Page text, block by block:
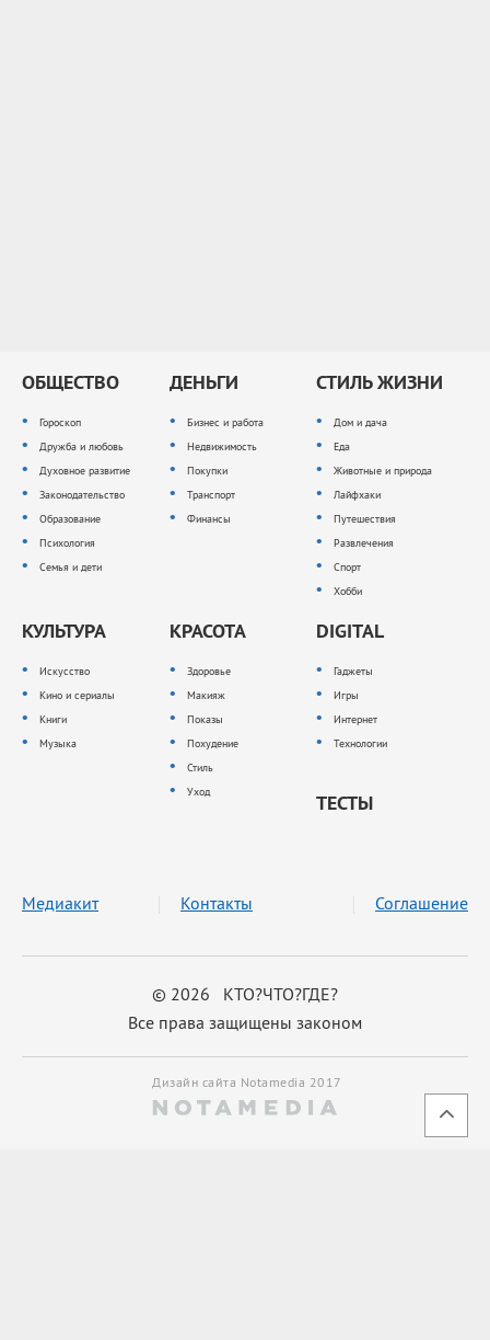
ОБЩЕСТВО
Гороскоп
Дружба и любовь
Духовное развитие
Законодательство
Образование
Психология
Семья и дети
ДЕНЬГИ
Бизнес и работа
Недвижимость
Покупки
Транспорт
Финансы
СТИЛЬ ЖИЗНИ
Дом и дача
Еда
Животные и природа
Лайфхаки
Путешествия
Развлечения
Спорт
Хобби
КУЛЬТУРА
Искусство
Кино и сериалы
Книги
Музыка
КРАСОТА
Здоровье
Макияж
Показы
Похудение
Стиль
Уход
DIGITAL
Гаджеты
Игры
Интернет
Технологии
ТЕСТЫ
© 2026 КТО?ЧТО?ГДЕ?
Все права защищены законом
Медиакит Контакты Соглашение
Дизайн сайта Notamedia 2017